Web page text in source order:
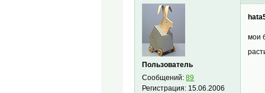
Пользователь
Сообщений:89
Регистрация: 15.06.2006
мои